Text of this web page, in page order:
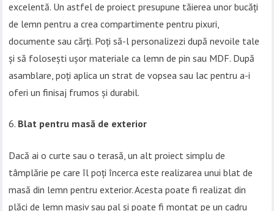
excelentă. Un astfel de proiect presupune tăierea unor bucăți
de lemn pentru a crea compartimente pentru pixuri,
documente sau cărți. Poți să-l personalizezi după nevoile tale
și să folosești ușor materiale ca lemn de pin sau MDF. După
asamblare, poți aplica un strat de vopsea sau lac pentru a-i
oferi un finisaj frumos și durabil.
Blat pentru masă de exterior
Dacă ai o curte sau o terasă, un alt proiect simplu de
tâmplărie pe care îl poți încerca este realizarea unui blat de
masă din lemn pentru exterior. Acesta poate fi realizat din
plăci de lemn masiv sau pal și poate fi montat pe un cadru